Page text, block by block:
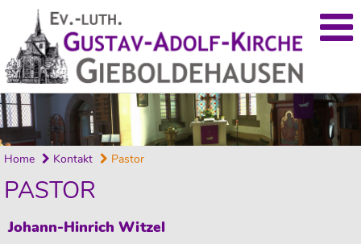
Home Kontakt Pastor
PASTOR
Johann-Hinrich Witzel